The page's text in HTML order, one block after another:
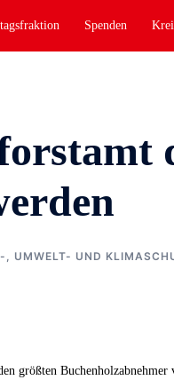
Spenden
, UMWELT- UND
größten Buchenholzabnehmer